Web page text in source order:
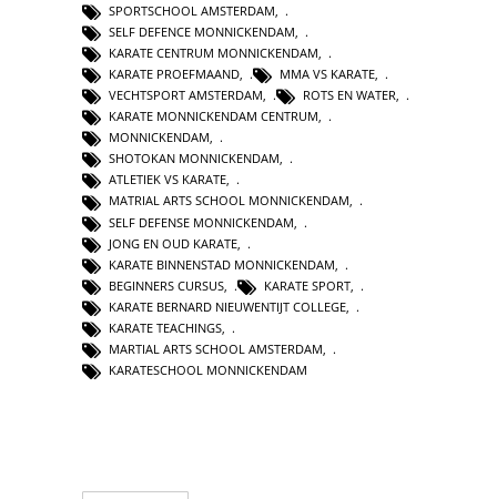
SPORTSCHOOL AMSTERDAM
SELF DEFENCE MONNICKENDAM
KARATE CENTRUM MONNICKENDAM,
KARATE PROEFMAAND, MMA VS KARATE,
VECHTSPORT AMSTERDAM, ROTS EN WATER,
KARATE MONNICKENDAM CENTRUM,
MONNICKENDAM,
SHOTOKAN MONNICKENDAM,
ATLETIEK VS KARATE,
MATRIAL ARTS SCHOOL MONNICKENDAM,
SELF DEFENSE MONNICKENDAM
JONG EN OUD KARATE
KARATE BINNENSTAD MONNICKENDAM
BEGINNERS CURSUS
KARATE SPORT
KARATE BERNARD NIEUWENTIJT COLLEGE
KARATE TEACHINGS
MARTIAL ARTS SCHOOL AMSTERDAM
KARATESCHOOL MONNICKENDAM